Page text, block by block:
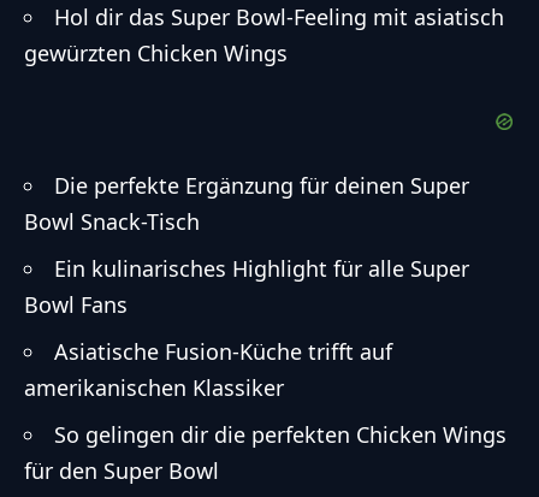
Hol dir das Super Bowl-Feeling mit asiatisch
gewürzten Chicken Wings
Die perfekte Ergänzung für deinen Super
Bowl Snack-Tisch
Ein kulinarisches Highlight für alle Super
Bowl Fans
Asiatische Fusion-Küche trifft auf
amerikanischen Klassiker
So gelingen dir die perfekten Chicken Wings
für den Super Bowl